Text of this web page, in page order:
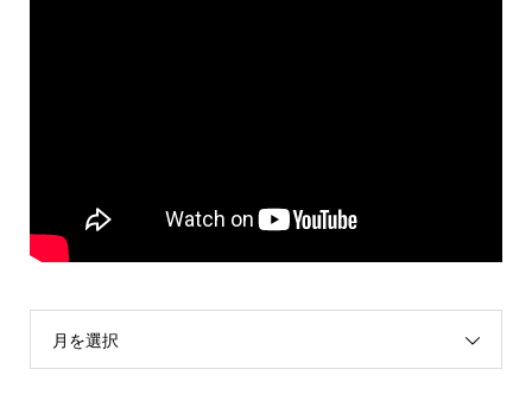
月を選択